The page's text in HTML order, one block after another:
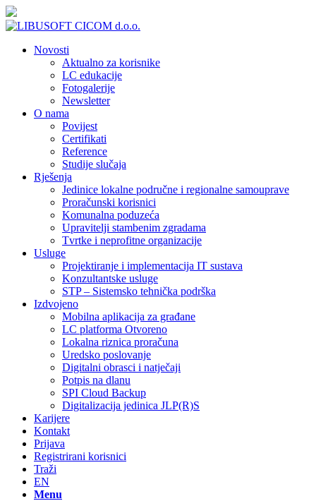
Novosti
Aktualno za korisnike
LC edukacije
Fotogalerije
Newsletter
O nama
Povijest
Certifikati
Reference
Studije slučaja
Rješenja
Jedinice lokalne područne i regionalne samouprave
Proračunski korisnici
Komunalna poduzeća
Upravitelji stambenim zgradama
Tvrtke i neprofitne organizacije
Usluge
Projektiranje i implementacija IT sustava
Konzultantske usluge
STP – Sistemsko tehnička podrška
Izdvojeno
Mobilna aplikacija za građane
LC platforma Otvoreno
Lokalna riznica proračuna
Uredsko poslovanje
Digitalni obrasci i natječaji
Potpis na dlanu
SPI Cloud Backup
Digitalizacija jedinica JLP(R)S
Karijere
Kontakt
Prijava
Registrirani korisnici
Traži
EN
Menu